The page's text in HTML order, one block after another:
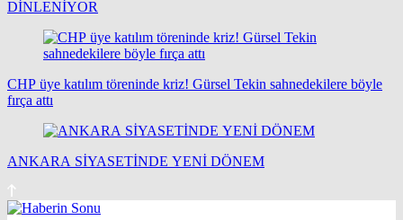
DİNLENİYOR
CHP üye katılım töreninde kriz! Gürsel Tekin sahnedekilere böyle
fırça attı
ANKARA SİYASETİNDE YENİ DÖNEM